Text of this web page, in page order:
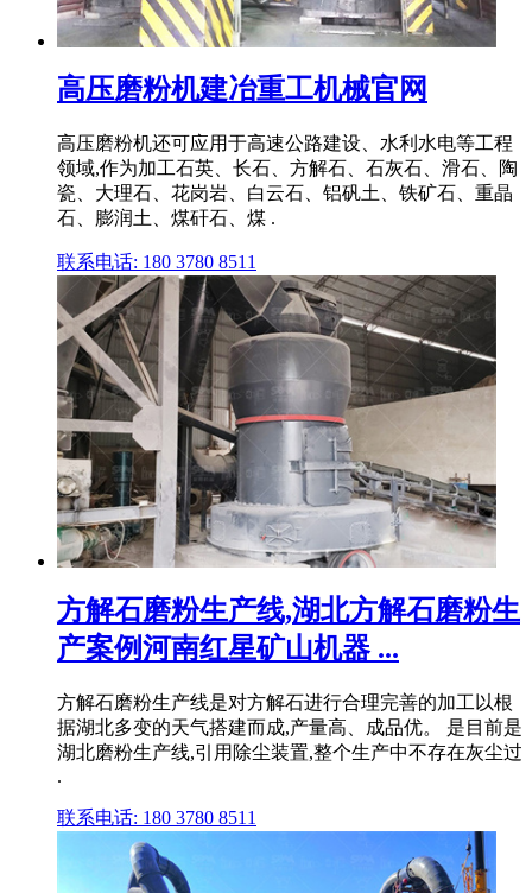
高压磨粉机建冶重工机械官网
高压磨粉机还可应用于高速公路建设、水利水电等工程
领域,作为加工石英、长石、方解石、石灰石、滑石、陶
瓷、大理石、花岗岩、白云石、铝矾土、铁矿石、重晶
石、膨润土、煤矸石、煤 .
联系电话: 180 3780 8511
方解石磨粉生产线,湖北方解石磨粉生
产案例河南红星矿山机器 ...
方解石磨粉生产线是对方解石进行合理完善的加工以根
据湖北多变的天气搭建而成,产量高、成品优。 是目前是
湖北磨粉生产线,引用除尘装置,整个生产中不存在灰尘过
.
联系电话: 180 3780 8511